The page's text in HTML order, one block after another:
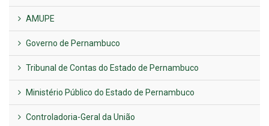
AMUPE
Governo de Pernambuco
Tribunal de Contas do Estado de Pernambuco
Ministério Público do Estado de Pernambuco
Controladoria-Geral da União